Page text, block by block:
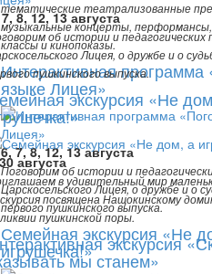
тематические театрализованные
музыкальные концерты,
классы и кинопоказы.
Интерактивная программа
языке Лицея»
6, 7, 8, 12, 13 августа
Поговорим об истории и
Царскосельского Лицея, о дружбе и о
первого пушкинского выпуска.
Семейная экскурсия «Не
игрушечка!»
8, 12, 13 августа
об истории и педагогических
Лицея, о дружбе и о
пушкинского выпуска.
экскурсия «Не
августа
в удивительный мир
посвящена Нащокинскому
пушкинской поры.
экскурсия
мы станем»